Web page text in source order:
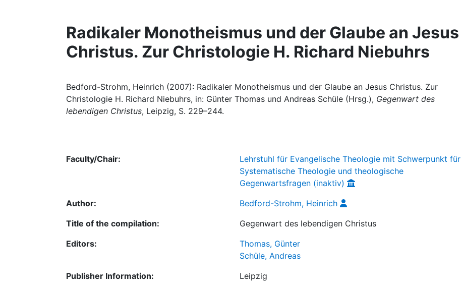
Radikaler Monotheismus und der Glaube an Jesus
Christus. Zur Christologie H. Richard Niebuhrs
Bedford-Strohm, Heinrich (2007): Radikaler Monotheismus und der Glaube an Jesus Christus. Zur
Christologie H. Richard Niebuhrs, in: Günter Thomas und Andreas Schüle (Hrsg.), Gegenwart des
lebendigen Christus, Leipzig, S. 229–244.
Faculty/Chair:
Lehrstuhl für Evangelische Theologie mit Schwerpunkt für
Systematische Theologie und theologische
Gegenwartsfragen (inaktiv)
Author:
Bedford-Strohm, Heinrich
Title of the compilation:
Gegenwart des lebendigen Christus
Editors:
Thomas, Günter
Schüle, Andreas
Publisher Information:
Leipzig